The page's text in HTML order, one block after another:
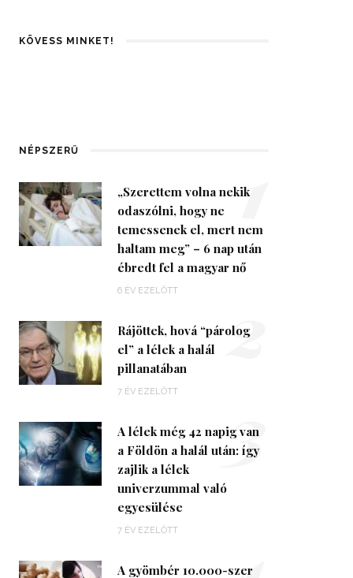
KÖVESS MINKET!
NÉPSZERŰ
„Szerettem volna nekik
odaszólni, hogy ne
temessenek el, mert nem
haltam meg” – 6 nap után
ébredt fel a magyar nő
6 ÉV EZELŐTT
1
Rájöttek, hová “párolog
el” a lélek a halál
pillanatában
7 ÉV EZELŐTT
2
A lélek még 42 napig van
a Földön a halál után: így
zajlik a lélek
univerzummal való
egyesülése
7 ÉV EZELŐTT
3
A gyömbér 10.000-szer